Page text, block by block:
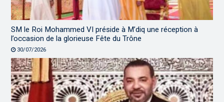
SM le Roi Mohammed VI préside à M’diq une réception à
l’occasion de la glorieuse Fête du Trône
30/07/2026